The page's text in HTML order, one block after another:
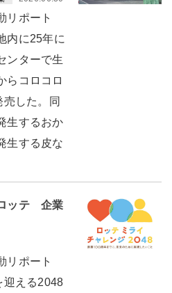
リポート
内に25年に
ンターで生
らコロコロ
した。同
生するおか
生する皮な
ッテ 企業
リポート
迎える2048